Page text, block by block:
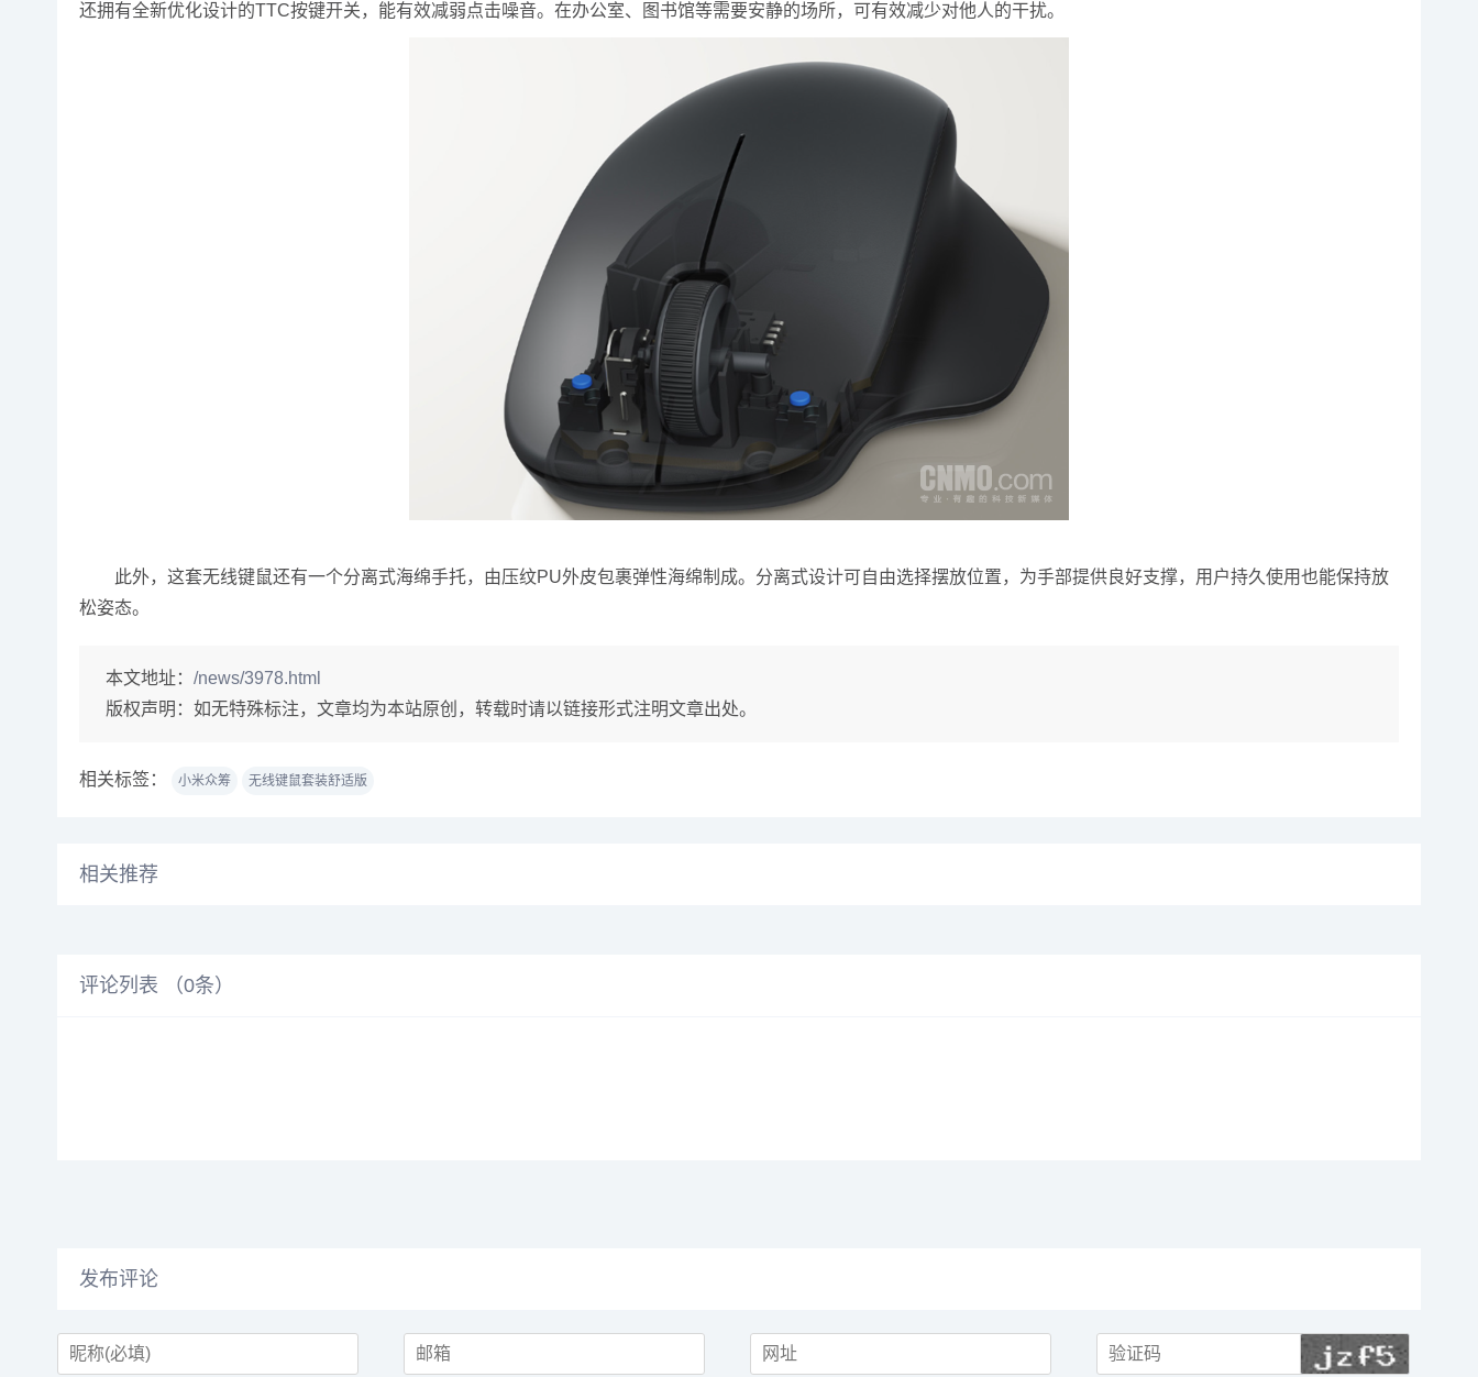
还拥有全新优化设计的TTC按键开关，能有效减弱点击噪音。在办公室、图书馆等需要安静的场所，可有效减少对他人的干扰。
此外，这套无线键鼠还有一个分离式海绵手托，由压纹PU外皮包裹弹性海绵制成。分离式设计可自由选择摆放位置，为手部提供良好支撑，用户持久使用也能保持放
松姿态。
本文地址： /news/3978.html
版权声明： 如无特殊标注，文章均为本站原创，转载时请以链接形式注明文章出处。
相关标签： 小米众筹 无线键鼠套装舒适版
相关推荐
评论列表 （0条）
发布评论